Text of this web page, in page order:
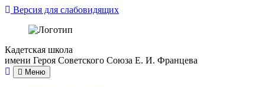
Версия для слабовидящих
Кадетская школа
имени Героя Советского Союза Е. И. Францева
Меню